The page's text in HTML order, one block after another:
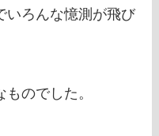
いろんな憶測が飛び
のでした。